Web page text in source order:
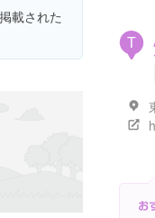
載された
T